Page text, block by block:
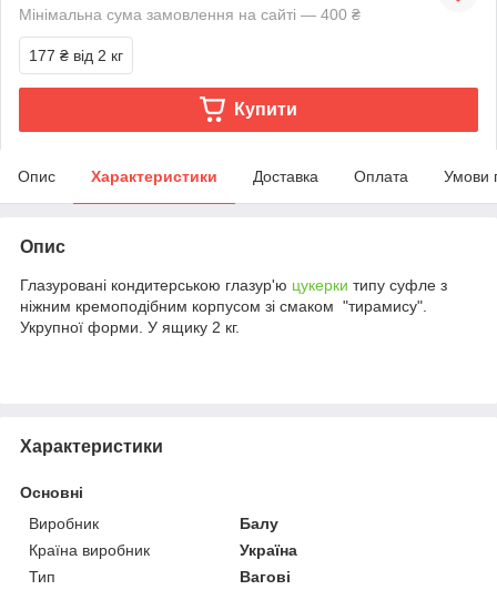
Мінімальна сума замовлення на сайті — 400 ₴
177 ₴ від 2 кг
Купити
Опис Характеристики Доставка Оплата Умови
Опис
Глазуровані кондитерською глазур'ю цукерки типу суфле з
ніжним кремоподібним корпусом зі смаком "тирамису".
Укрупної форми. У ящику 2 кг.
Характеристики
Основні
Виробник
Балу
Країна виробник
Україна
Тип
Вагові